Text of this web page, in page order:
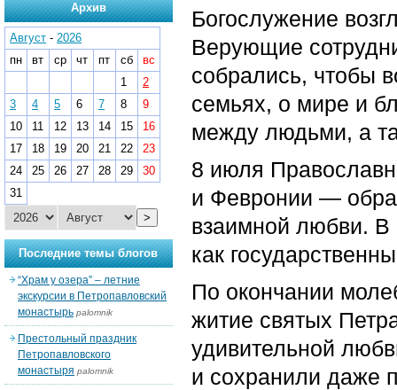
Богослужение
Верующие
собрались, чтобы
семьях, о мире и
между людьми, а
8 июля
и Февронии —
взаимной любви. В
как
По окончании
житие святых
удивительной
и сохранили даже
Архив
Август - 2026
пн
вт ср чт пт сб
вс
1
2
3
4 5 6 7 8
9
10
11 12 13 14 15
16
17
18 19 20 21 22
23
24
25 26 27 28 29
30
31
>
Последние темы блогов
“Храм у озера” – летние
экскурсии в Петропавловский
монастырь palomnik
Престольный праздник
Петропавловского
монастыря palomnik